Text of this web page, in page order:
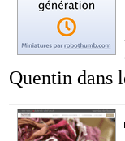
Quentin dans